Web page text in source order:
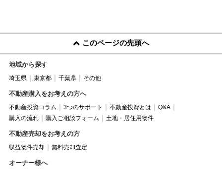
このページの先頭へ
地域から探す
埼玉県 東京都 千葉県 その他
不動産購入をお考えの方へ
不動産投資コラム 3つのサポート 不動産投資とは
Q&A
購入の流れ
購入ご相談フォーム 土地・居住用物件
不動産売却をお考えの方
収益物件売却 無料売却査定
オーナー様へ